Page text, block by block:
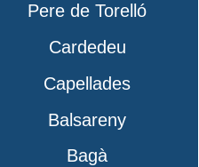
Pere de Torelló
Cardedeu
Capellades
Balsareny
Bagà